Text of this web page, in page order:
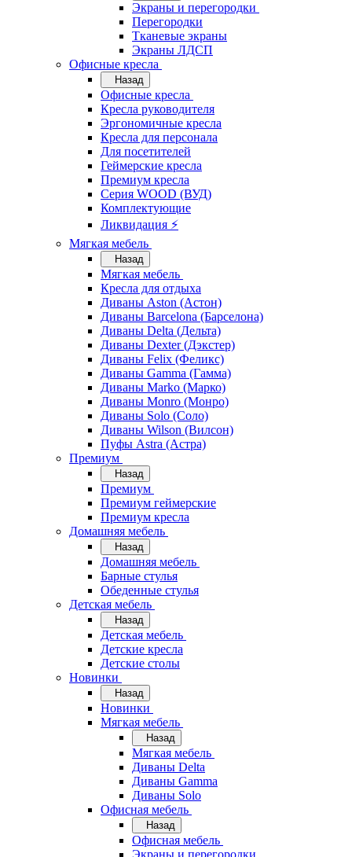
Экраны и перегородки
Перегородки
Тканевые экраны
Экраны ЛДСП
Офисные кресла
Назад
Офисные кресла
Кресла руководителя
Эргономичные кресла
Кресла для персонала
Для посетителей
Геймерские кресла
Премиум кресла
Серия WOOD (ВУД)
Комплектующие
Ликвидация ⚡
Мягкая мебель
Назад
Мягкая мебель
Кресла для отдыха
Диваны Aston (Астон)
Диваны Barcelona (Барселона)
Диваны Delta (Дельта)
Диваны Dexter (Дэкстер)
Диваны Felix (Феликс)
Диваны Gamma (Гамма)
Диваны Marko (Марко)
Диваны Monro (Монро)
Диваны Solo (Соло)
Диваны Wilson (Вилсон)
Пуфы Astra (Астра)
Премиум
Назад
Премиум
Премиум геймерские
Премиум кресла
Домашняя мебель
Назад
Домашняя мебель
Барные стулья
Обеденные стулья
Детская мебель
Назад
Детская мебель
Детские кресла
Детские столы
Новинки
Назад
Новинки
Мягкая мебель
Назад
Мягкая мебель
Диваны Delta
Диваны Gamma
Диваны Solo
Офисная мебель
Назад
Офисная мебель
Экраны и перегородки